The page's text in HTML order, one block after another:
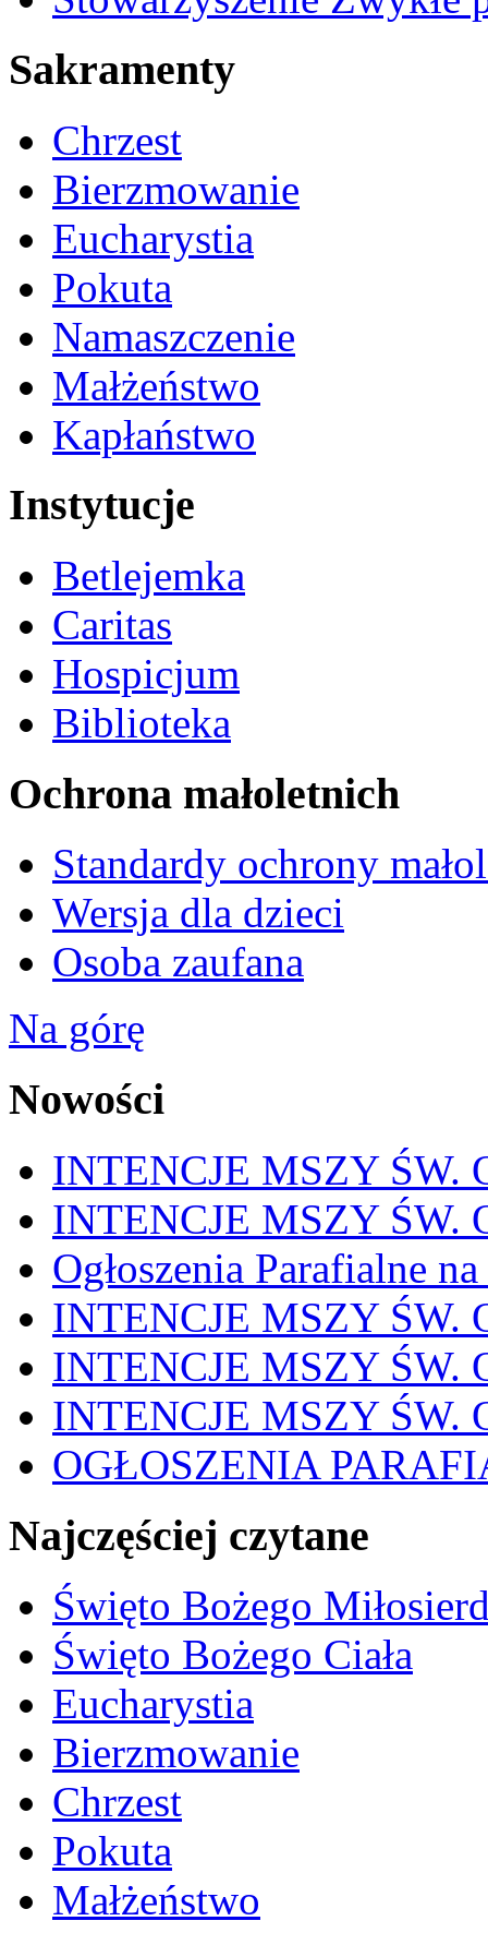
Sakramenty
Chrzest
Bierzmowanie
Eucharystia
Pokuta
Namaszczenie
Małżeństwo
Kapłaństwo
Instytucje
Betlejemka
Caritas
Hospicjum
Biblioteka
Ochrona małoletnich
Standardy ochrony
Wersja dla dzieci
Osoba zaufana
Na górę
Nowości
INTENCJE MSZY ŚW.
INTENCJE MSZY ŚW.
Ogłoszenia Parafialne
INTENCJE MSZY ŚW.
INTENCJE MSZY ŚW.
INTENCJE MSZY ŚW.
OGŁOSZENIA
Najczęściej czytane
Święto Bożego
Święto Bożego Ciała
Eucharystia
Bierzmowanie
Chrzest
Pokuta
Małżeństwo